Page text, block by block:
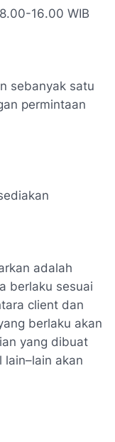
16.00 WIB
sebanyak satu
permintaan
adalah
berlaku sesuai
client dan
berlaku akan
yang dibuat
lain–lain akan